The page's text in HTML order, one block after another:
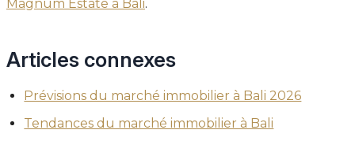
Magnum Estate à Bali.
Articles connexes
Prévisions du marché immobilier à Bali 2026
Tendances du marché immobilier à Bali